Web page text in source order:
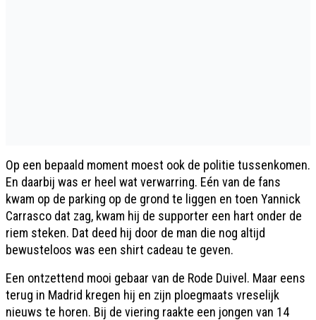
Op een bepaald moment moest ook de politie tussenkomen.
En daarbij was er heel wat verwarring. Eén van de fans
kwam op de parking op de grond te liggen en toen Yannick
Carrasco dat zag, kwam hij de supporter een hart onder de
riem steken. Dat deed hij door de man die nog altijd
bewusteloos was een shirt cadeau te geven.
Een ontzettend mooi gebaar van de Rode Duivel. Maar eens
terug in Madrid kregen hij en zijn ploegmaats vreselijk
nieuws te horen. Bij de viering raakte een jongen van 14